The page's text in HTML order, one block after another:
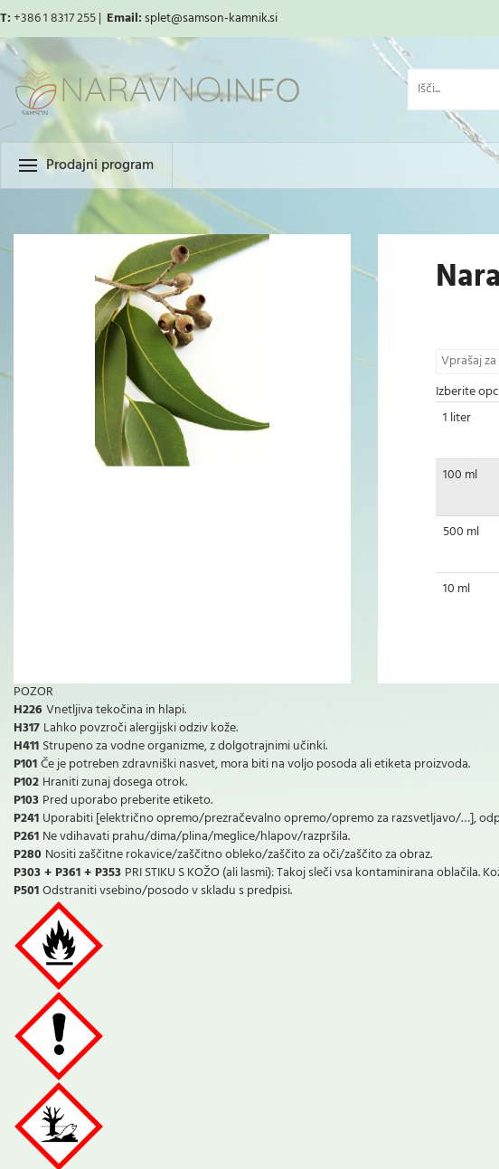
T:+386 1 8317 255 | Email:splet@samson-kamnik.si
Prodajni program
Vprašaj
Izberite
1 liter
100 ml
500 ml
10 ml
POZOR
H226 Vnetljiva tekočina in hlapi.
H317 Lahko povzroči alergijski odziv kože.
H411 Strupeno za vodne organizme, z dolgotrajnimi učinki.
P101Če je potreben zdravniški nasvet, mora biti na voljo posoda ali etiketa proizvoda.
P102 Hraniti zunaj dosega otrok.
P103 Pred uporabo preberite etiketo.
P241 Uporabiti [električno opremo/prezračevalno opremo/opremo za razsvetljavo/…],
P261 Ne vdihavati prahu/dima/plina/meglice/hlapov/razpršila.
P280 Nositi zaščitne rokavice/zaščitno obleko/zaščito za oči/zaščito za obraz.
P303 + P361 + P353 PRI STIKU S KOŽO (ali lasmi): Takoj sleči vsa kontaminirana oblačila.
P501Odstraniti vsebino/posodo v skladu s predpisi.